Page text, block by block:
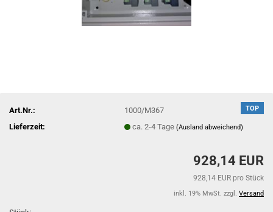
TOP
Art.Nr.:
1000/M367
Lieferzeit:
ca. 2-4 Tage(Ausland abweichend)
928,14 EUR
928,14 EUR pro Stück
inkl. 19% MwSt. zzgl. Versand